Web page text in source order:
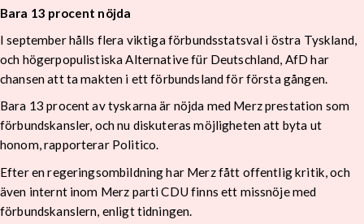
Bara 13 procent nöjda
I september hålls flera viktiga förbundsstatsval i östra Tyskland,
och högerpopulistiska Alternative für Deutschland, AfD har
chansen att ta makten i ett förbundsland för första gången.
Bara 13 procent av tyskarna är nöjda med Merz prestation som
förbundskansler, och nu diskuteras möjligheten att byta ut
honom, rapporterar Politico.
Efter en regeringsombildning har Merz fått offentlig kritik, och
även internt inom Merz parti CDU finns ett missnöje med
förbundskanslern, enligt tidningen.